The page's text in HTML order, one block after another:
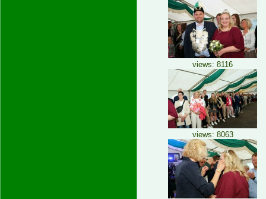
views: 8116
views: 8063